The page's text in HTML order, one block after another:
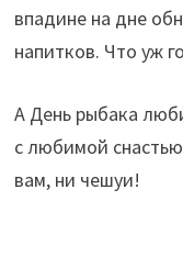
впадине на дне
напитков. Что уж
А День рыбака
с любимой снастью
вам, ни чешуи!